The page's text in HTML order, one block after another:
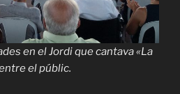
en el Jordi que cantava «La
el públic.